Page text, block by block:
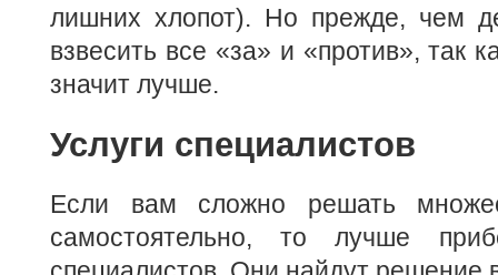
лишних хлопот). Но прежде, чем
взвесить все «за» и «против», так
значит лучше.
Услуги специалистов
Если вам сложно решать
самостоятельно, то лучше